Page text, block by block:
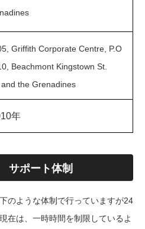
Griffith Corporate Centre, P.O
Beachmont Kingstown St.
the Grenadines
年
ポート体制
のような体制で行っていますが24
在は、一時時間を制限しているよ